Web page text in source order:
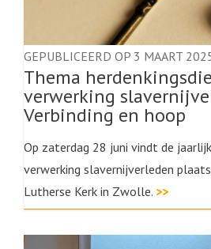
GEPUBLICEERD OP 3 MAART
Thema
verwerking
Verbinding en hoop
Op zaterdag 28 juni vindt de
verwerking slavernijverleden
Lutherse Kerk in Zwolle. >>